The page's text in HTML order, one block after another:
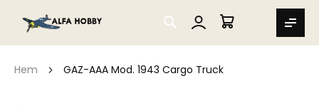
SEARCH
MIN VARUKORG
Hem GAZ-AAA Mod. 1943 Cargo Truck